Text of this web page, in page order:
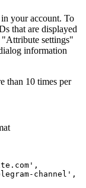
your account. To
that are displayed
settings"
information
than 10 times per
channel',